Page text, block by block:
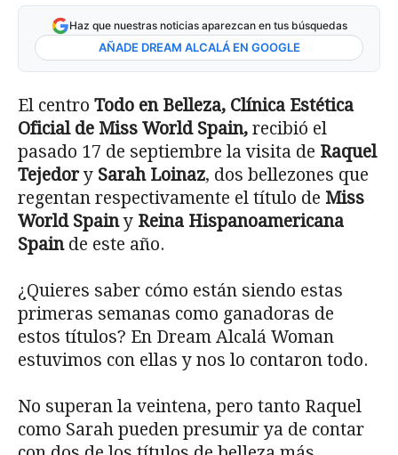
Haz que nuestras noticias aparezcan en tus búsquedas
AÑADE DREAM ALCALÁ EN GOOGLE
El centro Todo en Belleza, Clínica Estética
Oficial de Miss World Spain, recibió el
pasado 17 de septiembre la visita de Raquel
Tejedory Sarah Loinaz, dos bellezones que
regentan respectivamente el título de Miss
World Spainy Reina Hispanoamericana
Spainde este año.
¿Quieres saber cómo están siendo estas
primeras semanas como ganadoras de
estos títulos? En Dream Alcalá Woman
estuvimos con ellas y nos lo contaron todo.
No superan la veintena, pero tanto Raquel
como Sarah pueden presumir ya de contar